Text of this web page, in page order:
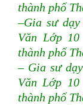
thành phố
–Gia sư
Văn Lớp
thành phố
– Gia sư
Văn Lớp
thành phố